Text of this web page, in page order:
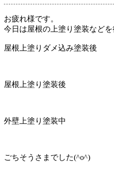
お疲れ様です。
今日は屋根の上塗り塗装などを
屋根上塗りダメ込み塗装後
屋根上塗り塗装後
外壁上塗り塗装中
ごちそうさまでした(^o^)